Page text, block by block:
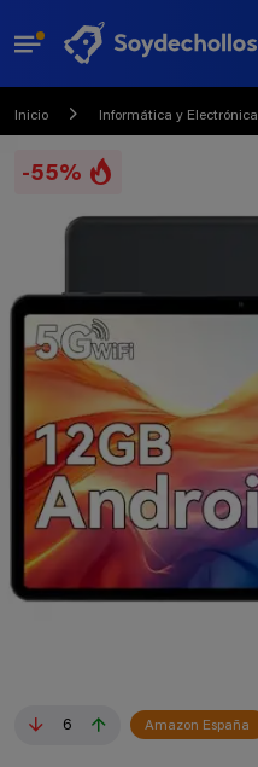
Inicio Informática y Electrónica
-55%
6 Amazon España